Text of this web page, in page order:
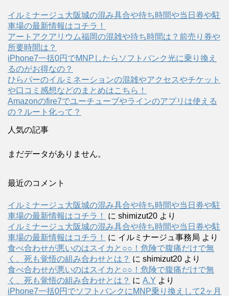
ま
す
)
い
ン
ド
開
す
)
イルミナージュ大阪城の混み具合や待ち時間や当日券や駐
車場の最新情報はコチラ！
アートアクアリウム福岡の混雑や待ち時間は？前売り券や
所要時間は？
iPhone7一括0円でMNPしたらソフトバンク光に乗り換え
るのがお得なの？
ひらパーのイルミネーションの混雑やアクセスやチケット
や口コミ感想などのまとめはこちら！
Amazonのfire7でユーチューブやラインのアプリは使える
の？ルート化って？
人気の記事
まだデータがありません。
最近のコメント
イルミナージュ大阪城の混み具合や待ち時間や当日券や駐
車場の最新情報はコチラ！
に shimizut20 より
イルミナージュ大阪城の混み具合や待ち時間や当日券や駐
車場の最新情報はコチラ！
に イルミナージュ事務局 より
食べ合わせが悪いのはスイカと○○！危険で腹痛だけで無
く、死も覚悟の組み合わせとは？ に shimizut20 より
食べ合わせが悪いのはスイカと○○！危険で腹痛だけで無
く、死も覚悟の組み合わせとは？ に A.Y より
iPhone7一括0円でソフトバンクにMNP乗り換えして2ヶ月